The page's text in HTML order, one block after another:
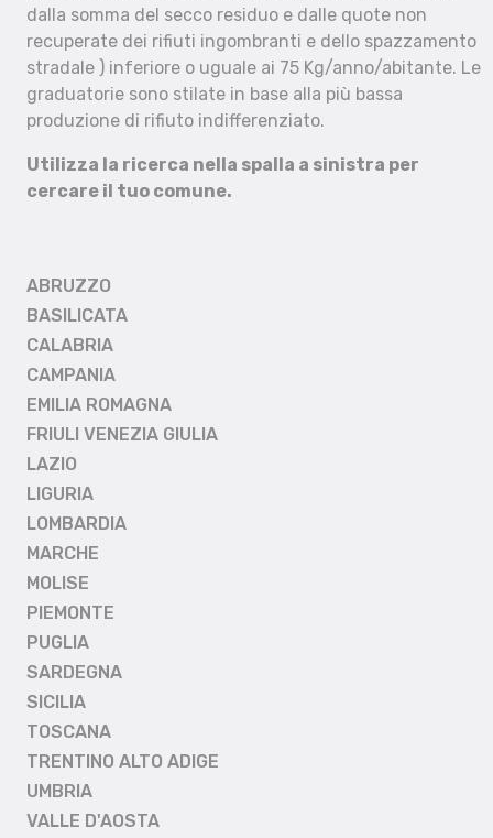
dalla somma del secco residuo e dalle quote non
recuperate dei rifiuti ingombranti e dello spazzamento
stradale ) inferiore o uguale ai 75 Kg/anno/abitante. Le
graduatorie sono stilate in base alla più bassa
produzione di rifiuto indifferenziato.
Utilizza la ricerca nella spalla a sinistra per
cercare il tuo comune.
ABRUZZO
BASILICATA
CALABRIA
CAMPANIA
EMILIA ROMAGNA
FRIULI VENEZIA GIULIA
LAZIO
LIGURIA
LOMBARDIA
MARCHE
MOLISE
PIEMONTE
PUGLIA
SARDEGNA
SICILIA
TOSCANA
TRENTINO ALTO ADIGE
UMBRIA
VALLE D'AOSTA